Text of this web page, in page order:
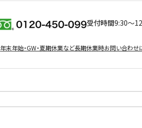
受付時間9:30〜
年末年始・GW・夏期休業など⻑期休業時お問い合わせ